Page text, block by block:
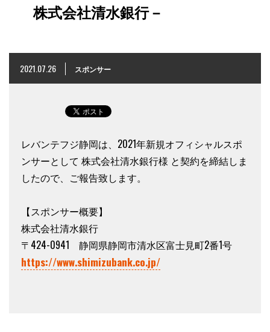
株式会社清水銀行－
2021.07.26 スポンサー
レバンテフジ静岡は、2021年新規オフィシャルスポ
ンサーとして 株式会社清水銀行様 と契約を締結しま
したので、ご報告致します。
【スポンサー概要】
株式会社清水銀行
〒424-0941 静岡県静岡市清水区富士見町2番1号
https://www.shimizubank.co.jp/